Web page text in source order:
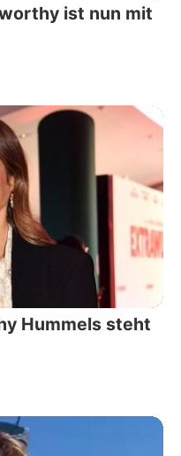
ist nun mit
Hummels steht